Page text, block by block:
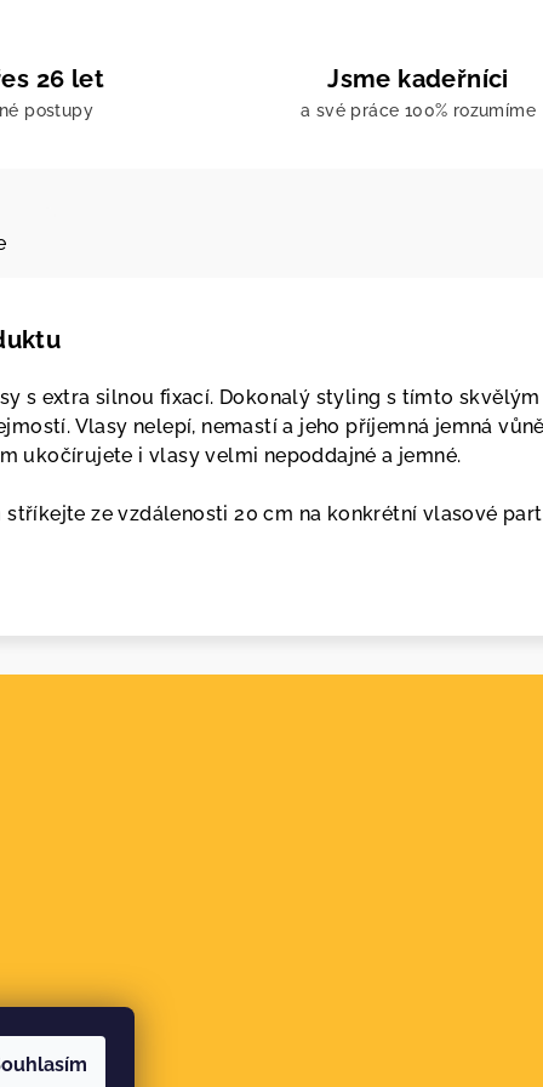
26 let
postupy
Jsme kadeřníci
a své práce 100% rozumíme
s extra silnou fixací. Dokonalý styling s tímto skvělým
Vlasy nelepí, nemastí a jeho příjemná jemná
ukočírujete i vlasy velmi nepoddajné a jemné.
stříkejte ze vzdálenosti 20 cm na konkrétní vlasové